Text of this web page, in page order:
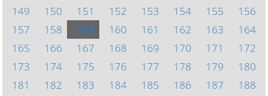
149
150 151 152 153 154 155
156
157
158 159 160 161 162 163
164
165
166 167 168 169 170 171
172
173
174 175 176 177 178 179
180
181
182 183 184 185 186 187
188